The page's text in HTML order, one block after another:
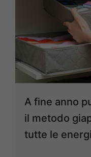
A fine anno
il metodo
tutte le